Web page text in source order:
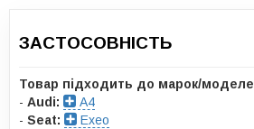
ЗАСТОСОВНІСТЬ
Товар підходить до марок/
- Audi:
A4
- Seat:
Exeo